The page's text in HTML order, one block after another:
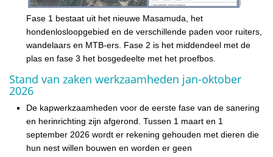
Fase 1 bestaat uit het nieuwe Masamuda, het
hondenlosloopgebied en de verschillende paden voor ruiters,
wandelaars en MTB-ers. Fase 2 is het middendeel met de
plas en fase 3 het bosgedeelte met het proefbos.
Stand van zaken werkzaamheden jan-oktober
2026
De kapwerkzaamheden voor de eerste fase van de sanering
en herinrichting zijn afgerond. Tussen 1 maart en 1
september 2026 wordt er rekening gehouden met dieren die
hun nest willen bouwen en worden er geen